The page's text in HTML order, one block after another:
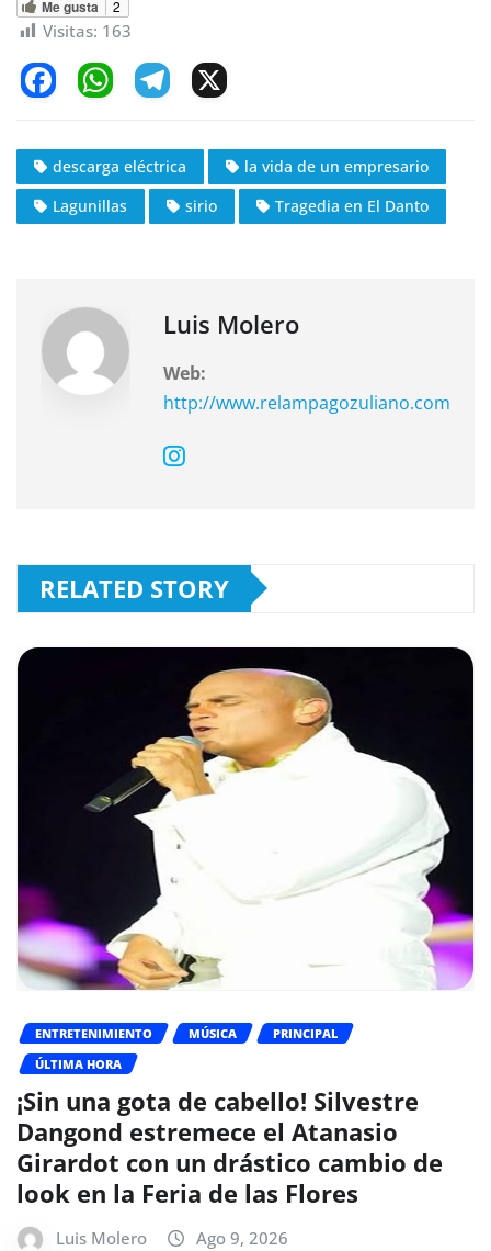
Me gusta 2
Visitas: 163
c
e
b
k
W
at
s
A
e
gr
a
descarga eléctrica
la vida de un empresario
Lagunillas
sirio Tragedia en El Danto
Luis Molero
Web:
http://www.relampagozuliano.com
RELATED STORY
ENTRETENIMIENTO MÚSICA
PRINCIPAL
ÚLTIMA HORA
¡Sin una gota de cabello! Silvestre
Dangond estremece el Atanasio
Girardot con un drástico cambio de
look en la Feria de las Flores
Luis Molero Ago 9, 2026